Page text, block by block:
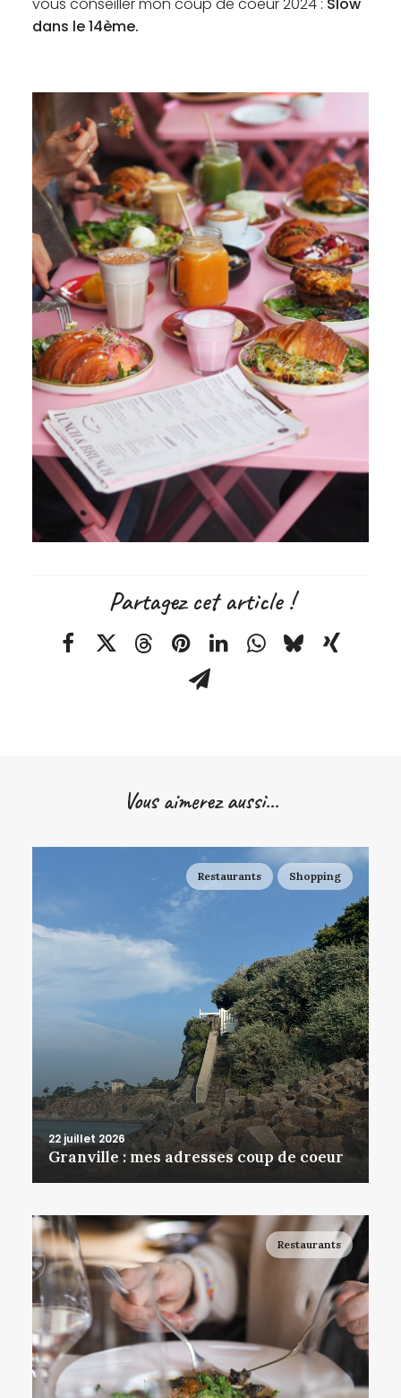
vous conseiller mon coup de coeur 2024 : Slow
dans le 14ème.
Partagez cet article !
Vous aimerez aussi...
Restaurants Shopping
22 juillet 2026
Granville : mes adresses coup de coeur
Restaurants